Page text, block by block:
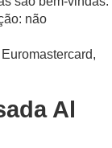
não
Al